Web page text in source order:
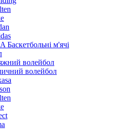
Баскетбольні м'ячі
волейбол
волейбол